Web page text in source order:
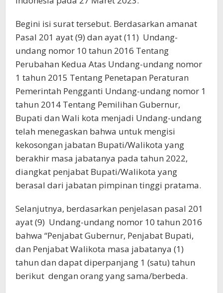
Begini isi surat tersebut. Berdasarkan amanat
Pasal 201 ayat (9) dan ayat (11) Undang-
undang nomor 10 tahun 2016 Tentang
Perubahan Kedua Atas Undang-undang nomor
1 tahun 2015 Tentang Penetapan Peraturan
Pemerintah Pengganti Undang-undang nomor 1
tahun 2014 Tentang Pemilihan Gubernur,
Bupati dan Wali kota menjadi Undang-undang
telah menegaskan bahwa untuk mengisi
kekosongan jabatan Bupati/Walikota yang
berakhir masa jabatanya pada tahun 2022,
diangkat penjabat Bupati/Walikota yang
berasal dari jabatan pimpinan tinggi pratama.
Selanjutnya, berdasarkan penjelasan pasal 201
ayat (9) Undang-undang nomor 10 tahun 2016
bahwa “Penjabat Gubernur, Penjabat Bupati,
dan Penjabat Walikota masa jabatanya (1)
tahun dan dapat diperpanjang 1 (satu) tahun
berikut dengan orang yang sama/berbeda.